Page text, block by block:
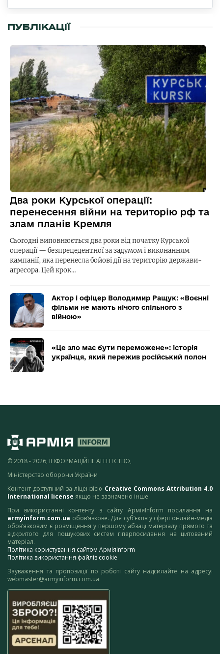
ПУБЛІКАЦІЇ
Два роки Курської операції:
перенесення війни на територію рф та
злам планів Кремля
Сьогодні виповнюється два роки від початку Курської
операції — безпрецедентної за задумом і виконанням
кампанії, яка перенесла бойові дії на територію держави-
агресора. Цей крок…
Актор і офіцер Володимир Ращук: «Воєнні
фільми не мають нічого спільного з
війною»
«Це зло має бути переможене»: історія
українця, який пережив російський полон
© 2018 - 2026, ІНФОРМАЦІЙНЕ АГЕНТСТВО,
Міністерство оборони України
Контент доступний за ліцензією Creative Commons Attribution 4.0
International license якщо не зазначено інше.
При використанні контенту з сайту АрміяInform посилання на
armyinform.com.ua обов’язкове. Для суб’єктів у сфері онлайн-медіа
обов’язковим є розміщення у першому абзаці матеріалу прямого та
відкритого для пошукових систем гіперпосилання на цитований
матеріал.
Політика користування сайтом АрміяInform
Політика використання файлів cookie
Зауваження та пропозиції по роботі сайту надсилайте на адресу:
webmaster@armyinform.com.ua